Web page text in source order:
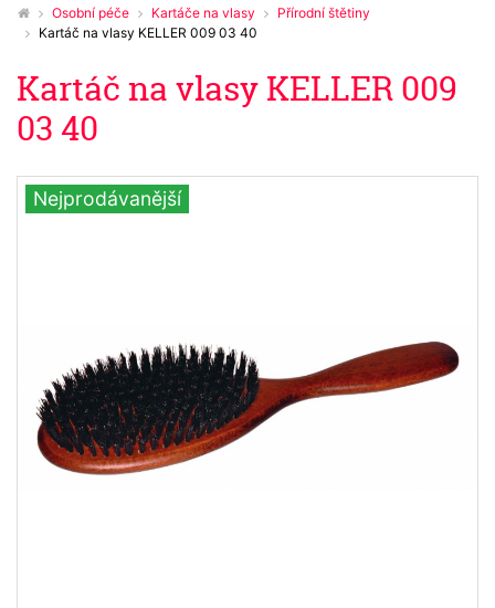
Osobní péče Kartáče na vlasy
Přírodní štětiny
Kartáč na vlasy KELLER 009 03 40
Kartáč na vlasy KELLER 009
03 40
Nejprodávanější